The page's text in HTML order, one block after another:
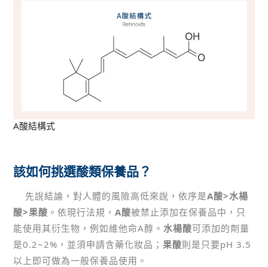
A酸結構式
該如何挑選酸類保養品？
先說結論，對人體的風險高低來說，依序是A酸>水楊
酸>果酸 。依現行法規，A酸被禁止添加在保養品中，只
能使用其衍生物，例如維他命A醇。 水楊酸可添加的劑量
是0.2~2%，並須申請含藥化妝品； 果酸則是只要pH 3.5
以上即可做為一般保養品使用。